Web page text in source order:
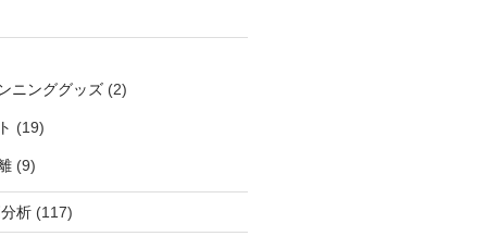
ニンググッズ(2)
(19)
(9)
析(117)